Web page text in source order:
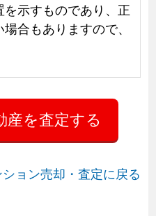
示すものであり、正
合もありますので、
ョン売却・査定に戻る